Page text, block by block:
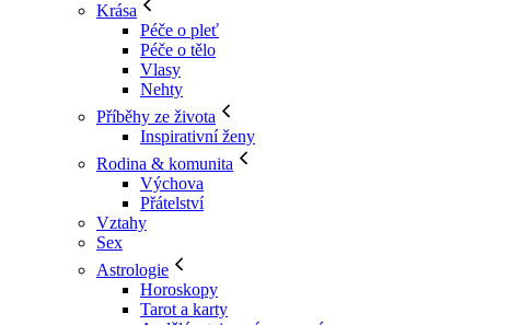
Krása
Péče o pleť
Péče o tělo
Vlasy
Nehty
Příběhy ze života
Inspirativní ženy
Rodina & komunita
Výchova
Přátelství
Vztahy
Sex
Astrologie
Horoskopy
Tarot a karty